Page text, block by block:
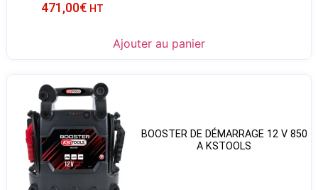
471,00€ HT
Ajouter au panier
BOOSTER DE DÉMARRAGE 12 V 850
A KSTOOLS